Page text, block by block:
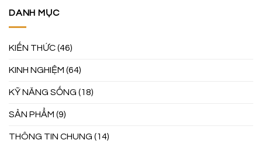
DANH MỤC
KIẾN THỨC(46)
KINH NGHIỆM (64)
KỸ NĂNG SỐNG (18)
SẢN PHẨM (9)
THÔNG TIN CHUNG (14)